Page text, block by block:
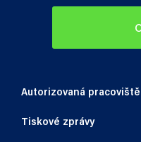
Autorizovaná pracoviště
Tiskové zprávy